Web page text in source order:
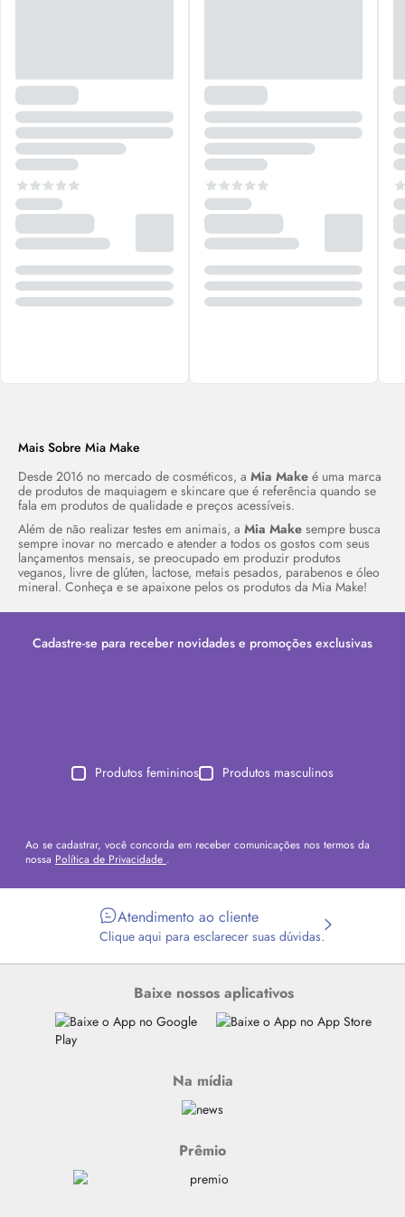
Mais Sobre MiaMake
Desde 2016 no mercado de cosméticos, aMiaMake é uma marca
de produtos de maquiagem eskincare que é referência quando se
fala em produtos de qualidade e preços acessíveis.
Além de não realizar testes em animais, aMiaMake sempre busca
sempre inovar no mercado e atender a todos os gostos com seus
lançamentos mensais, se preocupado em produzir produtos
veganos, livre de glúten, lactose, metais pesados, parabenos e óleo
mineral. Conheça e se apaixone pelos os produtos da MiaMake!
Cadastre-se para receber novidades e promoções exclusivas
Produtos femininos Produtos masculinos
Ao se cadastrar, você concorda em receber comunicações nos termos da
nossa Política de Privacidade .
Atendimento ao cliente
Clique aqui para esclarecer suas dúvidas.
Baixe nossos aplicativos
Na mídia
Prêmio